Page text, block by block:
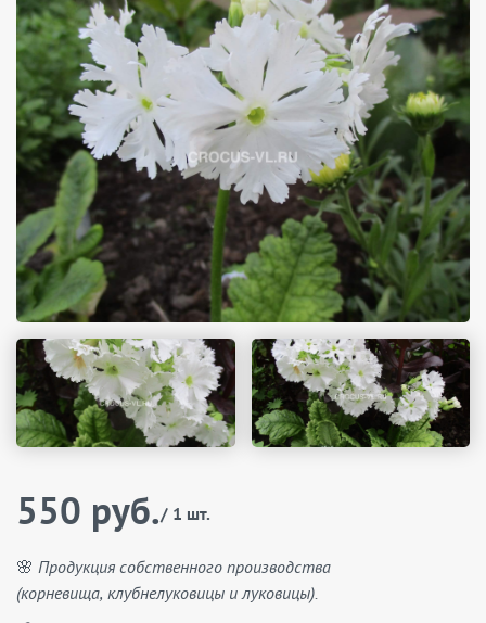
550 руб./ 1 шт.
🌸 Продукция собственного производства
(корневища, клубнелуковицы и луковицы).